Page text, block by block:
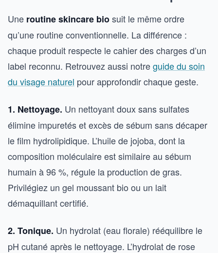
Une routine skincare biosuit le même ordre
qu’une routine conventionnelle. La différence :
chaque produit respecte le cahier des charges d’un
label reconnu. Retrouvez aussi notreguide du soin
du visage naturel pour approfondir chaque geste.
1. Nettoyage. Un nettoyant doux sans sulfates
élimine impuretés et excès de sébum sans décaper
le film hydrolipidique. L’huile de jojoba, dont la
composition moléculaire est similaire au sébum
humain à 96 %, régule la production de gras.
Privilégiez un gel moussant bio ou un lait
démaquillant certifié.
2. Tonique. Un hydrolat (eau florale) rééquilibre le
pH cutané après le nettoyage. L’hydrolat de rose